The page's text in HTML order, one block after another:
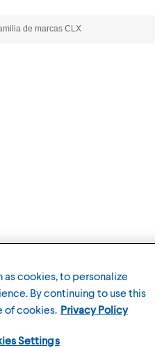
de marcas CLX
as cookies, to personalize
By continuing to use this
of cookies. Privacy Policy
Settings